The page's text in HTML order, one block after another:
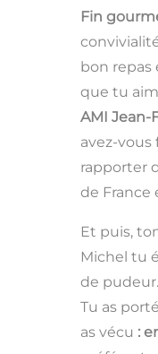
Fin
bon repas
que tu
AMI Jean-
avez-
rapporter
de France
Et puis,
Michel tu
de pudeur.
Tu as
as vécu :